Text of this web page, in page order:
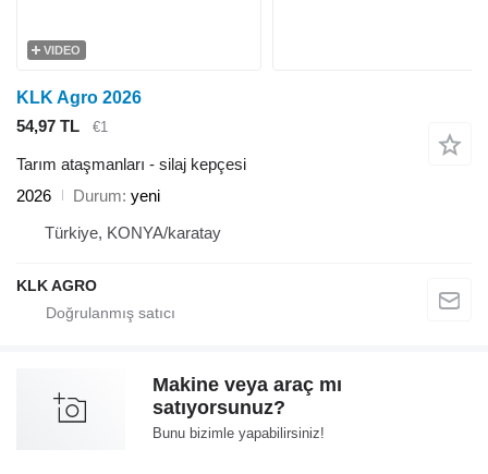
VIDEO
KLK Agro 2026
54,97 TL
€1
Tarım ataşmanları - silaj kepçesi
2026
Durum yeni
Türkiye, KONYA/karatay
KLK AGRO
Makine veya araç mı
satıyorsunuz?
Bunu bizimle yapabilirsiniz!